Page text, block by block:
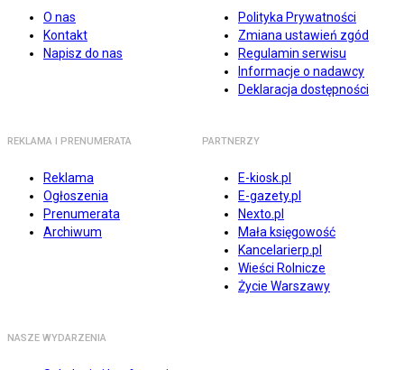
O nas
Kontakt
Napisz do nas
Polityka Prywatności
Zmiana ustawień zgód
Regulamin serwisu
Informacje o nadawcy
Deklaracja dostępności
REKLAMA I PRENUMERATA
Reklama
Ogłoszenia
Prenumerata
Archiwum
PARTNERZY
E-kiosk.pl
E-gazety.pl
Nexto.pl
Mała księgowość
Kancelarierp.pl
Wieści Rolnicze
Życie Warszawy
NASZE WYDARZENIA